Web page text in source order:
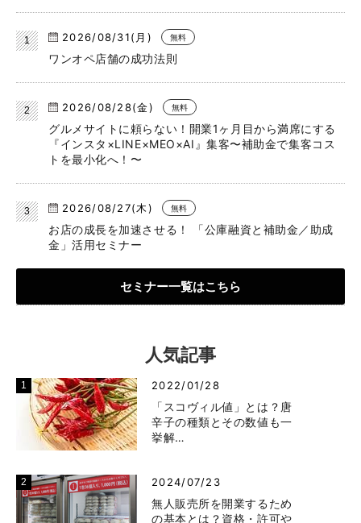
2026/08/31(月) 無料
ワンオペ店舗の成功法則
2026/08/28(金) 無料
グルメサイトに頼らない！開業1ヶ月目から満席にする
『インスタ×LINE×MEO×AI』集客〜補助金で集客コス
トを最小化へ！〜
2026/08/27(木) 無料
お店の成長を加速させる！ 「公庫融資と補助金／助成
金」活用セミナー
セミナー一覧はこちら
人気記事
2022/01/28
「スコヴィル値」とは？唐
辛子の種類とその数値も一
挙解…
2024/07/23
無人販売所を開業するため
の基本とは？資格・許可や